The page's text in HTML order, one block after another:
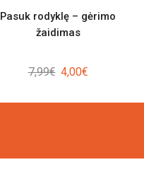
Pasuk rodyklę – gėrimo
žaidimas
7,99€ Original
was:
4,00€Current
is: